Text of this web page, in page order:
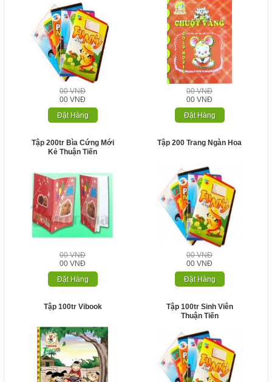
00 VNĐ
00 VNĐ
Đặt Hàng
00 VNĐ
00 VNĐ
Đặt Hàng
Tập 200tr Bìa Cứng Mới
Kẻ Thuận Tiến
00 VNĐ
00 VNĐ
Đặt Hàng
Tập 200 Trang Ngàn Hoa
00 VNĐ
00 VNĐ
Đặt Hàng
Tập 100tr Vibook
Tập 100tr Sinh Viên
Thuận Tiến